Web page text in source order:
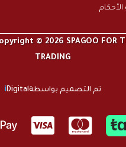
© 2026 SPAGOO FOR
TRADING
تم التصميم بواسطة iDigital

